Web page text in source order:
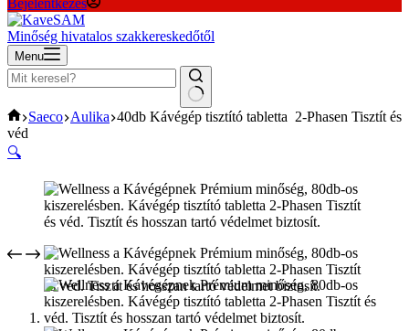
Bejelentkezés
Minőség hivatalos szakkereskedőtől
Menu
No
results
Home
Saeco Aulika 40db Kávégép tisztító tabletta 2-Phasen Tisztít és
véd
🔍